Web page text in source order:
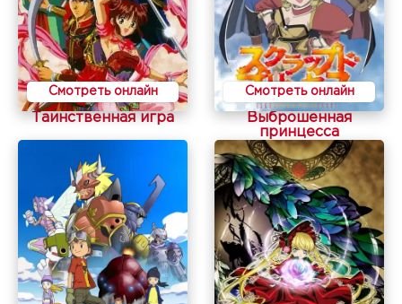
Смотреть онлайн
Таинственная игра
Смотреть онлайн
Выброшенная
принцесса